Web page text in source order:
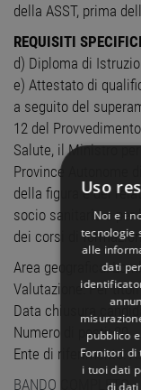
della ASST, prima
REQUISITI
d) Diploma di
e) Attestato di
a seguito del
12 del
Salute, il Ministro
Province Autonome
della figura e del
socio sanitario e per
dei corsi di
Area geografica:
Valutazione: Per
Data chiusura
Numero di posti: 20
Ente di riferimento:
BANDO COMPLETO
Uso
Noi e i
tecnologie
alle
dati
pubblico
Fornitori di
i tuoi dati
di